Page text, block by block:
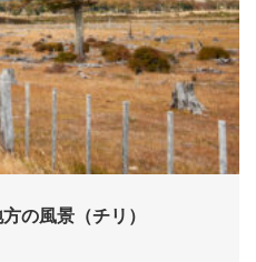
の風景（チリ）